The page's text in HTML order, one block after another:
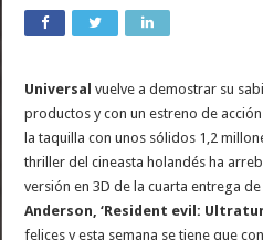
Universal vuelve a demostrar su
productos y con un estreno de
la taquilla con unos sólidos 1,2
thriller del cineasta holandés ha
versión en 3D de la cuarta entrega
Anderson, ‘Resident evil:
felices y esta semana se tiene que